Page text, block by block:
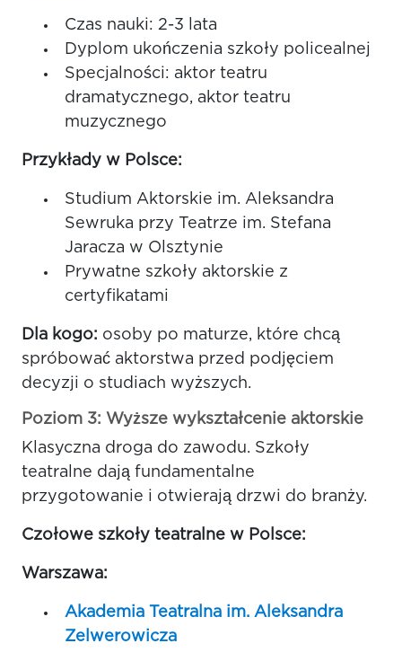
Czas nauki: 2-3 lata
Dyplom ukończenia szkoły policealnej
Specjalności: aktor teatru
dramatycznego, aktor teatru
muzycznego
Przykłady w Polsce:
Studium Aktorskie im. Aleksandra
Sewruka przy Teatrze im. Stefana
Jaracza w Olsztynie
Prywatne szkoły aktorskie z
certyfikatami
Dla kogo: osoby po maturze, które chcą
spróbować aktorstwa przed podjęciem
decyzji o studiach wyższych.
Poziom 3: Wyższe wykształcenie aktorskie
Klasyczna droga do zawodu. Szkoły
teatralne dają fundamentalne
przygotowanie i otwierają drzwi do branży.
Czołowe szkoły teatralne w Polsce:
Warszawa:
Akademia Teatralna im. Aleksandra
Zelwerowicza